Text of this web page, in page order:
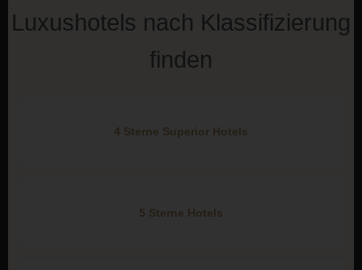
Luxushotels nach Klassifizierung
finden
4 Sterne Superior Hotels
5 Sterne Hotels